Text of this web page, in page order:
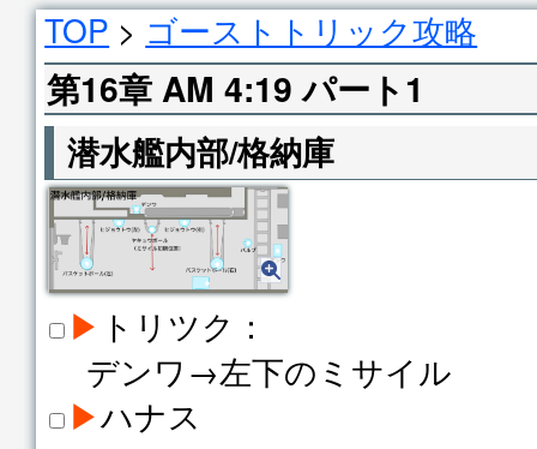
TOP > ゴーストトリック攻略
第16章 AM 4:19 パート1
潜水艦内部/格納庫
▶ トリツク：
デンワ→左下のミサイル
▶ハナス